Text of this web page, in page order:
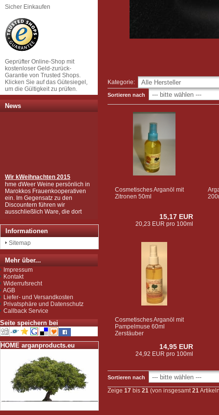
Kategorie:
Sortieren nach
Cosmetisches Arganöl mit
Zitronen 50ml
15,17 EUR
20,23 EUR pro 100ml
Cosmetisches Arganöl mit
Pampelmuse 60ml
Zerstäuber
14,95 EUR
24,92 EUR pro 100ml
Sortieren nach
Zeige 17 bis 21 (von insgesamt21
Sicher Einkaufen
Geprüfter Online-Shop mit
kostenloser Geld-zurück-
Garantie von Trusted Shops.
Klicken Sie auf das Gütesiegel,
um die Gültigkeit zu prüfen.
News
hme dWeer Weine persönlich in
Marokkos Frauenkooperativen
ein. Im Gegensatz zu den
Discountern führen wir
ausschließlich Ware, die dort
gesammelt und hergestellt
Handarbeit zu den wertvollen
Produkten wurden, wie Sie sie
bei uns kaufen können.
Wir sind zudem von der EU als
unterliegen der Kontrolle nach
der sog. Novel-Food-VO.
Seit Juli 2012 sind wir für das
Argan Speiseöl BIO-zertifiziert
gemäß EG-Öko-Verordnung
durch DE-ÖKO-037 (Marokko
Landwirtschaft)
Informationen
Sitemap
Mehr über...
Impressum
Kontakt
Widerrufsrecht
AGB
Liefer- und Versandkosten
Privatsphäre und Datenschutz
Callback Service
Seite speichern bei
HOME arganproducts.eu